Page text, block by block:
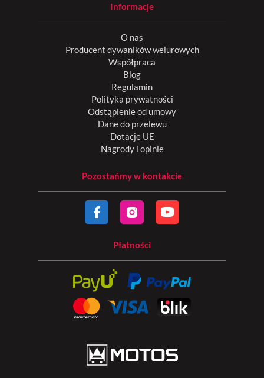
Informacje
O nas
Producent dywaników welurowych
Współpraca
Blog
Regulamin
Polityka prywatności
Odstąpienie od umowy
Dane do przelewu
Dotacje UE
Nagrody i opinie
Pozostańmy w kontakcie
Płatności